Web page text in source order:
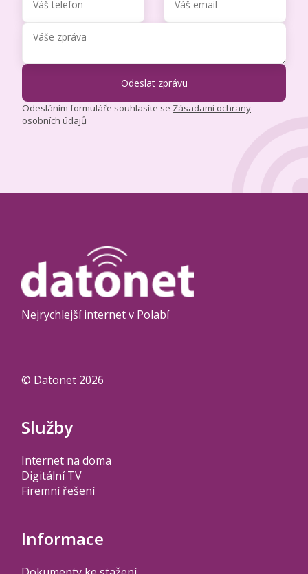
Odesláním formuláře souhlasíte se Zásadami ochrany
osobních údajů
Nejrychlejší internet v Polabí
© Datonet 2026
Služby
Internet na doma
Digitální TV
Firemní řešení
Informace